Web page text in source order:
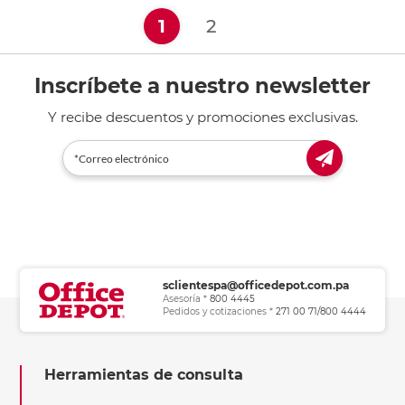
1(current)
2
Inscríbete a nuestro newsletter
Y recibe descuentos y promociones exclusivas.
sclientespa@officedepot.com.pa
Asesoría * 800 4445
Pedidos y cotizaciones * 271 00 71/800 4444
Herramientas de consulta